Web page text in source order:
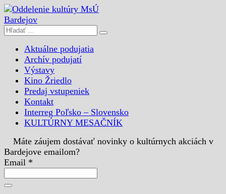
Aktuálne podujatia
Archív podujatí
Výstavy
Kino Žriedlo
Predaj vstupeniek
Kontakt
Interreg Poľsko – Slovensko
KULTÚRNY MESAČNÍK
Máte záujem dostávať novinky o kultúrnych akciách v
Bardejove emailom?
Email *